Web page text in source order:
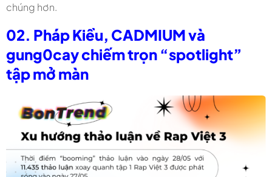
chúng hơn.
02. Pháp Kiều, CADMIUM và
gung0cay chiếm trọn “spotlight”
tập mở màn